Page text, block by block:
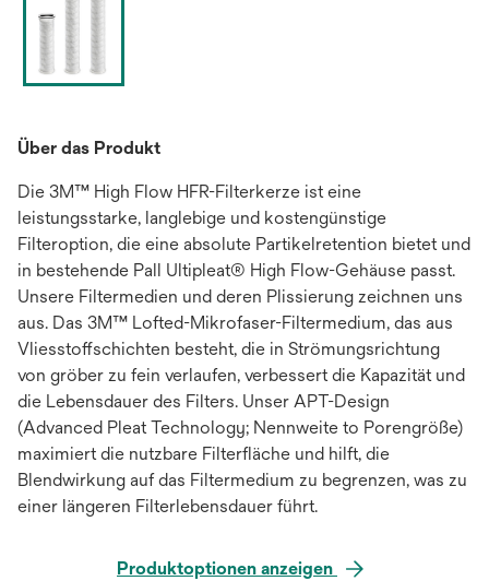
Über das Produkt
Die 3M™ High Flow HFR-Filterkerze ist eine
leistungsstarke, langlebige und kostengünstige
Filteroption, die eine absolute Partikelretention bietet und
in bestehende Pall Ultipleat® High Flow-Gehäuse passt.
Unsere Filtermedien und deren Plissierung zeichnen uns
aus. Das 3M™ Lofted-Mikrofaser-Filtermedium, das aus
Vliesstoffschichten besteht, die in Strömungsrichtung
von gröber zu fein verlaufen, verbessert die Kapazität und
die Lebensdauer des Filters. Unser APT-Design
(Advanced Pleat Technology; Nennweite to Porengröße)
maximiert die nutzbare Filterfläche und hilft, die
Blendwirkung auf das Filtermedium zu begrenzen, was zu
einer längeren Filterlebensdauer führt.
Produktoptionen anzeigen